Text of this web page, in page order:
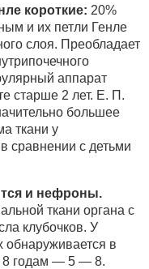
короткие: 20%
и их петли Генле
слоя. Преобладает
аппарат
старше 2 лет. Е. П.
большее
ткани у
сравнении с детьми
и нефроны.
ткани органа с
клубочков. У
обнаруживается в
8 годам — 5 — 8.